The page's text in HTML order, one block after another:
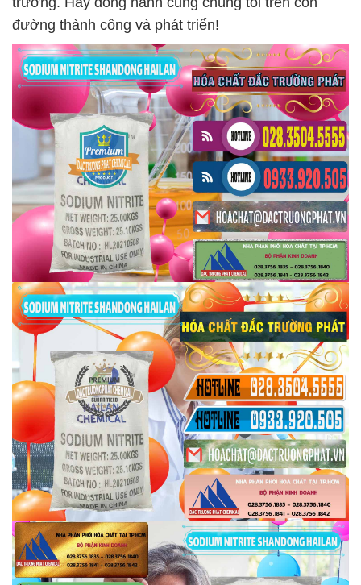
đường thành công và phát triển!